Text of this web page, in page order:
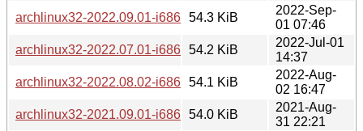
archlinux32-2022.09.01-i686.iso.torrent
54.3 KiB
2022-Sep-
01 07:46
archlinux32-2022.07.01-i686.iso.torrent
54.2 KiB
2022-Jul-01
14:37
archlinux32-2022.08.02-i686.iso.torrent
54.1 KiB
2022-Aug-
02 16:47
archlinux32-2021.09.01-i686.iso.torrent
54.0 KiB
2021-Aug-
31 22:21